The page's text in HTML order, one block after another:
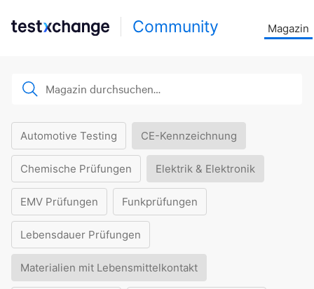
Community Magazin
Automotive Testing CE-Kennzeichnung
Chemische Prüfungen Elektrik & Elektronik
EMV Prüfungen Funkprüfungen
Lebensdauer Prüfungen
Materialien mit Lebensmittelkontakt